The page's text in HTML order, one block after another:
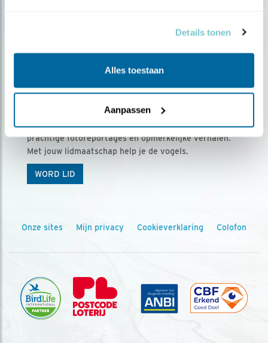
Details tonen
Alles toestaan
Aanpassen
Ontvang 5 x Vogels voor € 36,00 per jaar
Vogels is het tijdschrift voor onze leden, met
prachtige fotoreportages en opmerkelijke verhalen.
Met jouw lidmaatschap help je de vogels.
WORD LID
Onze sites Mijn privacy Cookieverklaring Colofon